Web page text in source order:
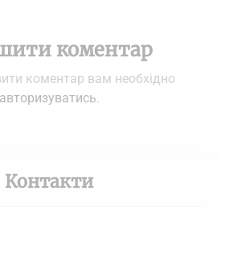
коментар
коментар вам необхідно
авторизуватись.
Контакти